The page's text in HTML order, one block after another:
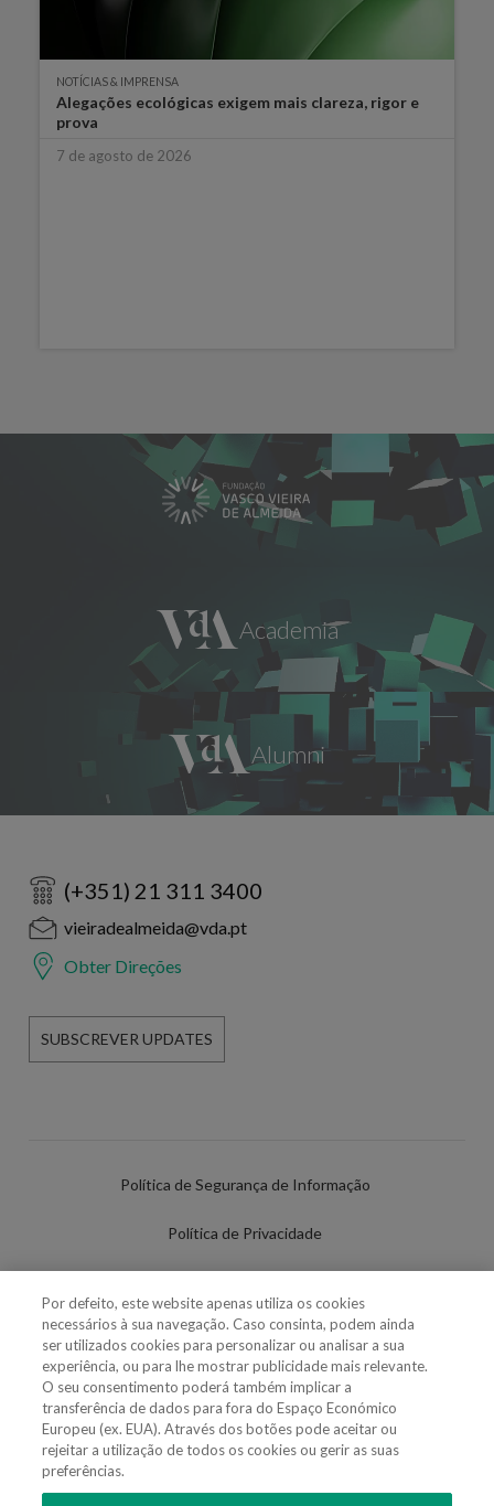
NOTÍCIAS & IMPRENSA
Alegações ecológicas exigem mais clareza, rigor e
prova
7 de agosto de 2026
(+351) 21 311 3400
vieiradealmeida@vda.pt
Obter Direções
SUBSCREVER UPDATES
Política de Segurança de Informação
Política de Privacidade
Política de Cookies
Definições de cookies
Uso Fraudulento Nome/Marca
Por defeito, este website apenas utiliza os cookies
necessários à sua navegação. Caso consinta, podem ainda
ser utilizados cookies para personalizar ou analisar a sua
experiência, ou para lhe mostrar publicidade mais relevante.
O seu consentimento poderá também implicar a
transferência de dados para fora do Espaço Económico
Europeu (ex. EUA). Através dos botões pode aceitar ou
rejeitar a utilização de todos os cookies ou gerir as suas
preferências.